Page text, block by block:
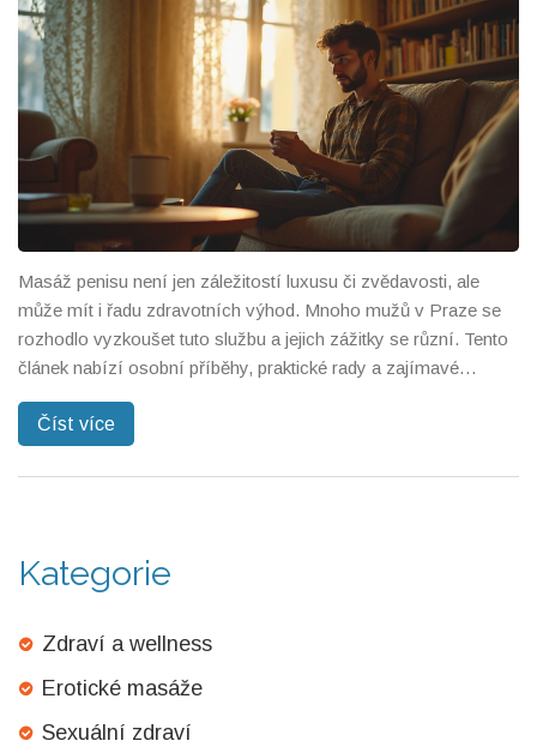
Masáž penisu není jen záležitostí luxusu či zvědavosti, ale
může mít i řadu zdravotních výhod. Mnoho mužů v Praze se
rozhodlo vyzkoušet tuto službu a jejich zážitky se různí. Tento
článek nabízí osobní příběhy, praktické rady a zajímavé
Bijeme se za to, aby téma masáže penisu nebylo tabu a byli
očekávat a jaké benefity vám tento typ masáže může přinést.
Číst více
Kategorie
Zdraví a wellness
Erotické masáže
Sexuální zdraví